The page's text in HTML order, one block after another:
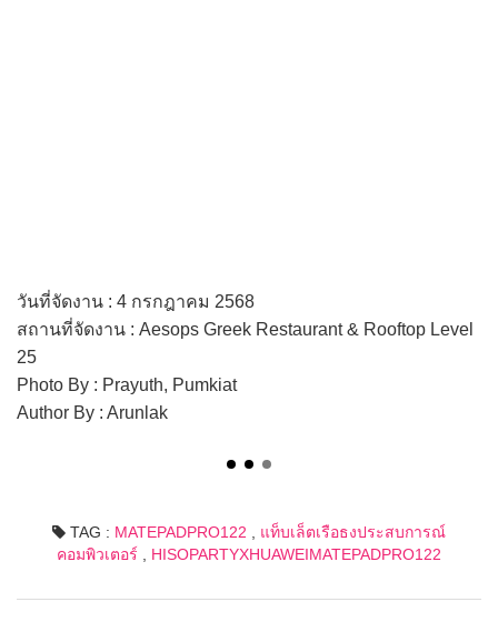
วันที่จัดงาน : 4 กรกฎาคม 2568
สถานที่จัดงาน : Aesops Greek Restaurant & Rooftop Level
25
Photo By : Prayuth, Pumkiat
Author By : Arunlak
TAG : MATEPADPRO122
แท็บเล็ตเรือธงประสบการณ์
คอมพิวเตอร์
HISOPARTYXHUAWEIMATEPADPRO122